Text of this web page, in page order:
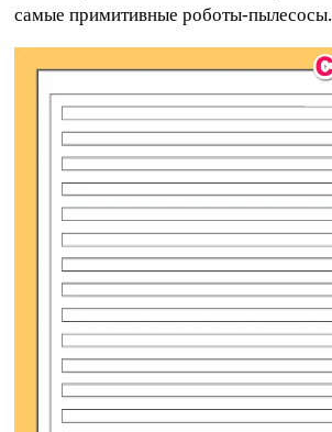
самые примитивные роботы-пылесосы.